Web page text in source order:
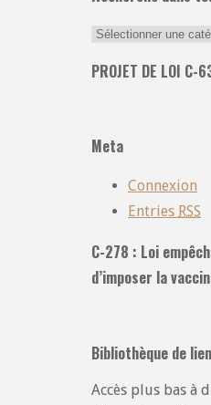
Recherche
toutes
PROJET DE LOI C-
Meta
Connexion
Entries RSS
C-278 : Loi
d’imposer la
Bibliothèque de
Accès plus bas à